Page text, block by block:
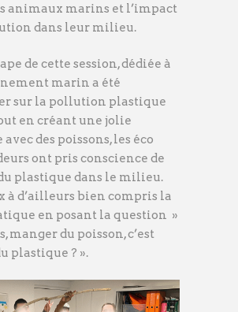
animaux marins et l’impact
dans leur milieu.
de cette session, dédiée à
marin a été
sur la pollution plastique
en créant une jolie
des poissons, les éco
ont pris conscience de
plastique dans le milieu.
à d’ailleurs bien compris la
en posant la question »
manger du poisson, c’est
plastique ? ».